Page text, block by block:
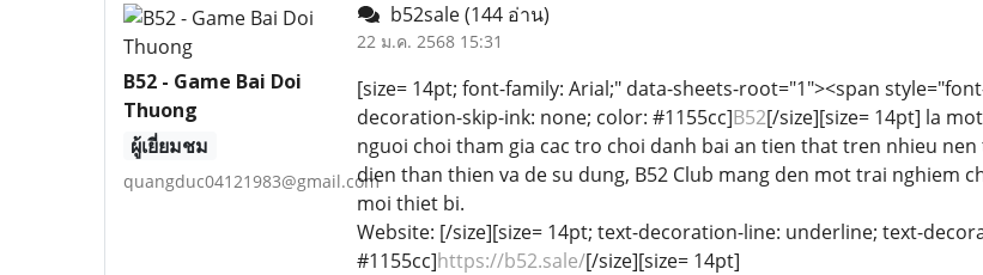
B52 - Game Bai Doi
Thuong
ผู้เยี่ยมชม
quangduc04121983@gmail.com
b52sale(144 อ่าน)
22 ม.ค. 2568 15:31
[size= 14pt; font-family: Arial;" data-sheets-root="1"><span
decoration-skip-ink: none; color: #1155cc]B52[/size][size= 14pt] la
nguoi choi tham gia cac tro choi danh bai an tien that tren nhieu nen
dien than thien va de su dung, B52 Club mang den mot trai nghiem
moi thiet bi.
Website: [/size][size= 14pt; text-decoration-line: underline; text-
#1155cc]https://b52.sale/[/size][size= 14pt]